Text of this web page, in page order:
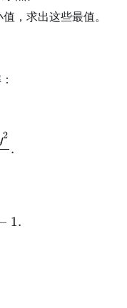
，求出这些最值。
2
.
1.